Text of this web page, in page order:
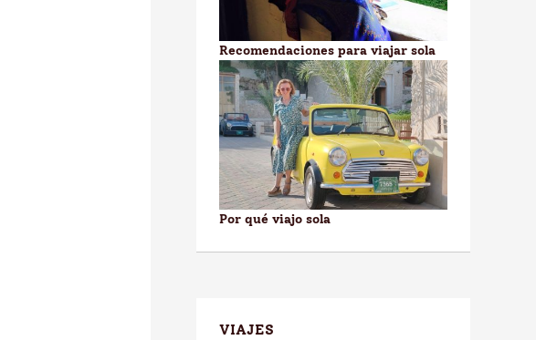
Recomendaciones para viajar sola
Por qué viajo sola
VIAJES